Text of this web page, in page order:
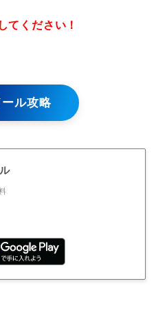
てください！
ル攻略